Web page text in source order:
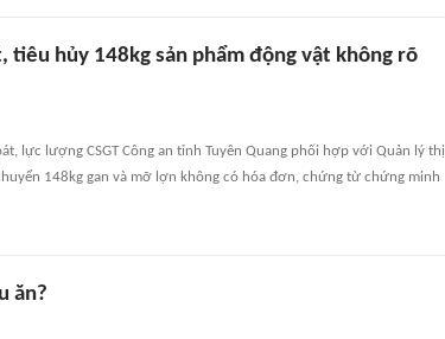
tiêu hủy 148kg sản phẩm động vật không rõ
lực lượng CSGT Công an tỉnh Tuyên Quang phối hợp với Quản lý thị
148kg gan và mỡ lợn không có hóa đơn, chứng từ chứng minh
ăn?